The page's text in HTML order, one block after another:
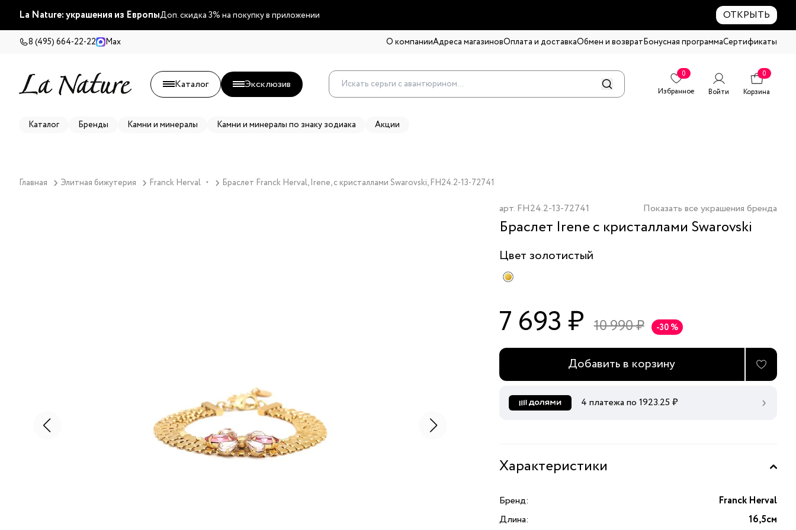
La Nature: украшения из ЕвропыДоп. скидка 3% на покупку в приложении ОТКРЫТЬ
8 (495) 664-22-22 Max О компанииАдреса магазиновОплата и доставкаОбмен и возвратБонусная программаСертификаты
Каталог Эксклюзив
0
Избранное
Войти
0
Корзина
Каталог Бренды Камни и минералы Камни и минералы по знаку зодиака Акции
Главная Элитная бижутерия Franck Herval ▼ Браслет Franck Herval, Irene, с кристаллами Swarovski, FH24.2-13-72741
арт. FH24.2-13-72741 Показать все украшения бренда
Браслет Irene с кристаллами Swarovski
Цвет золотистый
7 693 ₽ 10 990 ₽ -30 %
Добавить в корзину
4 платежа по 1923.25 ₽
Характеристики
Бренд:
Franck Herval
Длина:
16,5см